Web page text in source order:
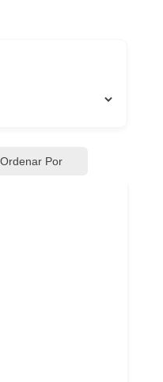
Ordenar Por